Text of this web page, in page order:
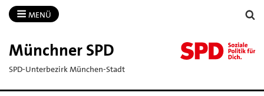
MENÜ
Münchner SPD
SPD-Unterbezirk München-Stadt